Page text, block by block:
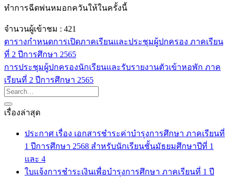
ทำการฉีดพ่นหมอกควันให้ในครั้งนี้
จำนวนผู้เข้าชม : 421
ตารางกำหนดการเปิดภาคเรียนและประชุมผู้ปกครอง ภาคเรียน
ที่ 2 ปีการศึกษา 2565
การประชุมผู้ปกครองนักเรียนและรับรายงานตัวเข้าหอพัก ภาค
เรียนที่ 2 ปีการศึกษา 2565
เรื่องล่าสุด
ประกาศ เรื่อง เอกสารชำระค่าบำรุงการศึกษา ภาคเรียนที่
1 ปีการศึกษา 2568 สำหรับนักเรียนชั้นมัธยมศึกษาปีที่ 1
และ 4
ใบแจ้งการชำระเงินเพื่อบำรุงการศึกษา ภาคเรียนที่ 1 ปี